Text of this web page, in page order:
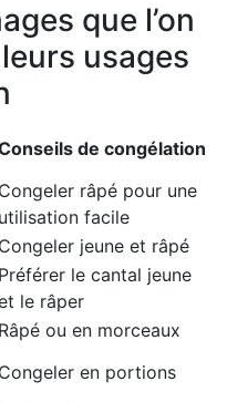
que l’on
usages
de congélation
Congeler râpé pour une
utilisation facile
Congeler jeune et râpé
Préférer le cantal jeune
le râper
Râpé ou en morceaux
Congeler en portions